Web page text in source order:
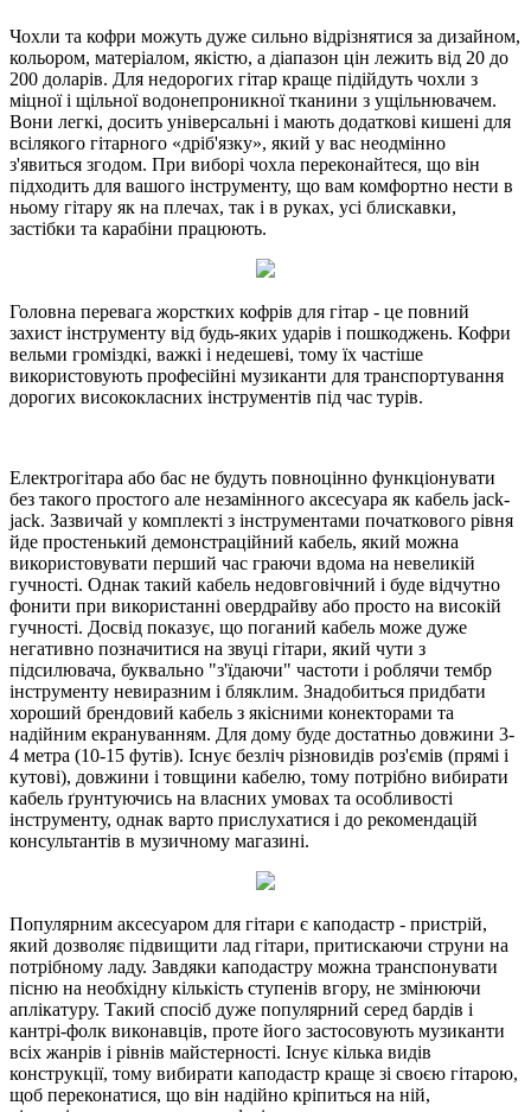
Чохли та кофри можуть дуже сильно відрізнятися за дизайном,
кольором, матеріалом, якістю, а діапазон цін лежить від 20 до
200 доларів. Для недорогих гітар краще підійдуть чохли з
міцної і щільної водонепроникної тканини з ущільнювачем.
Вони легкі, досить універсальні і мають додаткові кишені для
всілякого гітарного «дріб'язку», який у вас неодмінно
з'явиться згодом. При виборі чохла переконайтеся, що він
підходить для вашого інструменту, що вам комфортно нести в
ньому гітару як на плечах, так і в руках, усі блискавки,
застібки та карабіни працюють.
Головна перевага жорстких кофрів для гітар - це повний
захист інструменту від будь-яких ударів і пошкоджень. Кофри
вельми громіздкі, важкі і недешеві, тому їх частіше
використовують професійні музиканти для транспортування
дорогих висококласних інструментів під час турів.
Електрогітара або бас не будуть повноцінно функціонувати
без такого простого але незамінного аксесуара як кабель jack-
jack. Зазвичай у комплекті з інструментами початкового рівня
йде простенький демонстраційний кабель, який можна
використовувати перший час граючи вдома на невеликій
гучності. Однак такий кабель недовговічний і буде відчутно
фонити при використанні овердрайву або просто на високій
гучності. Досвід показує, що поганий кабель може дуже
негативно позначитися на звуці гітари, який чути з
підсилювача, буквально "з'їдаючи" частоти і роблячи тембр
інструменту невиразним і бляклим. Знадобиться придбати
хороший брендовий кабель з якісними конекторами та
надійним екрануванням. Для дому буде достатньо довжини 3-
4 метра (10-15 футів). Існує безліч різновидів роз'ємів (прямі і
кутові), довжини і товщини кабелю, тому потрібно вибирати
кабель ґрунтуючись на власних умовах та особливості
інструменту, однак варто прислухатися і до рекомендацій
консультантів в музичному магазині.
Популярним аксесуаром для гітари є каподастр - пристрій,
який дозволяє підвищити лад гітари, притискаючи струни на
потрібному ладу. Завдяки каподастру можна транспонувати
пісню на необхідну кількість ступенів вгору, не змінюючи
аплікатуру. Такий спосіб дуже популярний серед бардів і
кантрі-фолк виконавців, проте його застосовують музиканти
всіх жанрів і рівнів майстерності. Існує кілька видів
конструкції, тому вибирати каподастр краще зі своєю гітарою,
щоб переконатися, що він надійно кріпиться на ній,